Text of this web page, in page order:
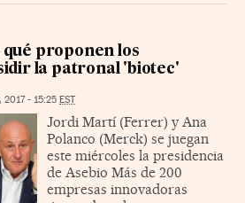
qué proponen los
la patronal 'biotec'
2017 - 15:25 EST
Jordi Martí (Ferrer) y Ana
Polanco (Merck) se juegan
este miércoles la presidencia
de Asebio Más de 200
empresas innovadoras